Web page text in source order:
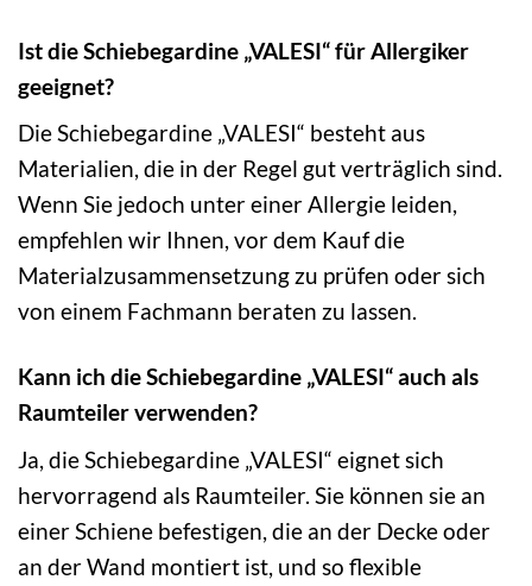
Ist die Schiebegardine „VALESI“ für Allergiker
geeignet?
Die Schiebegardine „VALESI“ besteht aus
Materialien, die in der Regel gut verträglich sind.
Wenn Sie jedoch unter einer Allergie leiden,
empfehlen wir Ihnen, vor dem Kauf die
Materialzusammensetzung zu prüfen oder sich
von einem Fachmann beraten zu lassen.
Kann ich die Schiebegardine „VALESI“ auch als
Raumteiler verwenden?
Ja, die Schiebegardine „VALESI“ eignet sich
hervorragend als Raumteiler. Sie können sie an
einer Schiene befestigen, die an der Decke oder
an der Wand montiert ist, und so flexible